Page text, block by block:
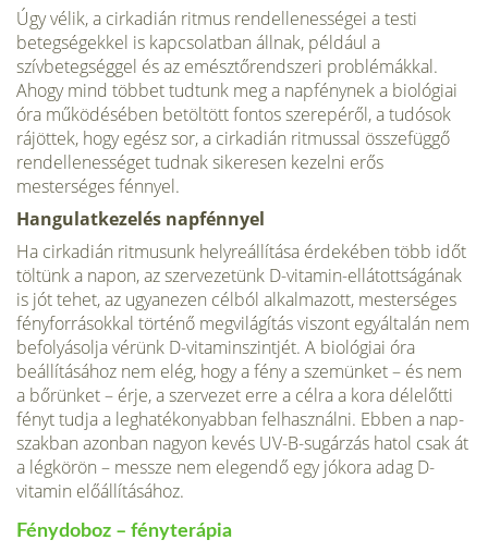
Úgy vélik, a cirkadián ritmus rendellenességei a testi
betegségekkel is kapcsolatban állnak, például a
szívbetegséggel és az emésztőrend­szeri problémákkal.
Ahogy mind többet tudtunk meg a napfénynek a biológiai
óra működésében betöltött fontos szerepéről, a tudósok
rá­jöttek, hogy egész sor, a cirkadián ritmussal összefüggő
rendellenessé­get tudnak sikeresen kezelni erős
mesterséges fénnyel.
Hangulatkezelés napfénnyel
Ha cirkadián ritmusunk helyreállítása érdekében több időt
töltünk a napon, az szervezetünk D-vitamin-ellátottságának
is jót tehet, az ugyanezen célból alkalmazott, mesterséges
fényforrásokkal történő megvilágítás viszont egyáltalán nem
befolyásolja vérünk D-vitamin­szintjét. A biológiai óra
beállításához nem elég, hogy a fény a sze­münket – és nem
a bőrünket – érje, a szervezet erre a célra a kora délelőtti
fényt tudja a leghatékonyabban felhasználni. Ebben a nap­
szakban azonban nagyon kevés UV-B-sugárzás hatol csak át
a légkörön – messze nem elegendő egy jókora adag D-
vitamin előállításához.
Fénydoboz – fényterápia